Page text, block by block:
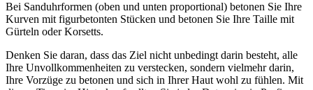
Bei Sanduhrformen (oben und unten proportional) betonen Sie Ihre
Kurven mit figurbetonten Stücken und betonen Sie Ihre Taille mit
Gürteln oder Korsetts.
Denken Sie daran, dass das Ziel nicht unbedingt darin besteht, alle
Ihre Unvollkommenheiten zu verstecken, sondern vielmehr darin,
Ihre Vorzüge zu betonen und sich in Ihrer Haut wohl zu fühlen. Mit